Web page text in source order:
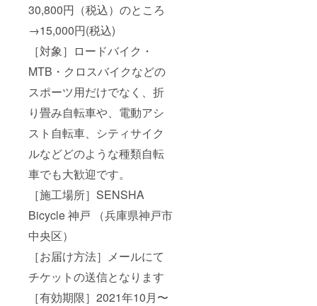
30,800円（税込）のところ
→15,000円(税込)
［対象］ロードバイク・
MTB・クロスバイクなどの
スポーツ用だけでなく、折
り畳み自転車や、電動アシ
スト自転車、シティサイク
ルなどどのような種類自転
車でも大歓迎です。
［施工場所］SENSHA
Bicycle 神戸 （兵庫県神戸市
中央区）
［お届け方法］メールにて
チケットの送信となります
［有効期限］2021年10月〜